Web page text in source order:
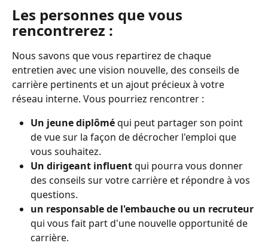
Les personnes que vous
rencontrerez :
Nous savons que vous repartirez de chaque
entretien avec une vision nouvelle, des conseils de
carrière pertinents et un ajout précieux à votre
réseau interne. Vous pourriez rencontrer :
Un jeune diplômé qui peut partager son point
de vue sur la façon de décrocher l'emploi que
vous souhaitez.
Un dirigeant influent qui pourra vous donner
des conseils sur votre carrière et répondre à vos
questions.
un responsable de l'embauche ou un recruteur
qui vous fait part d'une nouvelle opportunité de
carrière.